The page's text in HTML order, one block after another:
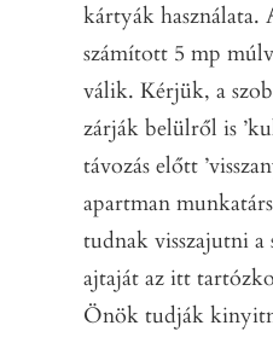
kártyák használata.
számított 5 mp
válik. Kérjük, a
zárják belülről is
távozás előtt
apartman
tudnak visszajutni
ajtaját az itt
Önök tudják